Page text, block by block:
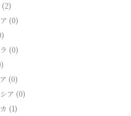
(2)
(0)
(0)
(0)
ア (0)
(1)